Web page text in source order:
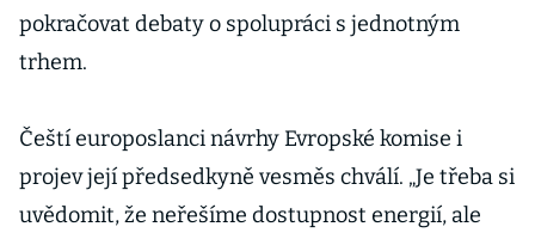
pokračovat debaty o spolupráci s jednotným
trhem.
Čeští europoslanci návrhy Evropské komise i
projev její předsedkyně vesměs chválí. „Je třeba si
uvědomit, že neřešíme dostupnost energií, ale